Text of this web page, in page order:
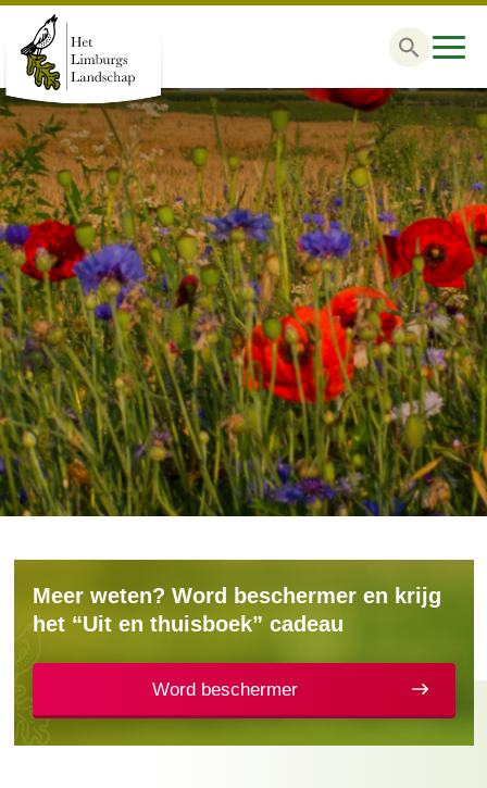
Zoek
Meer weten? Word beschermer en krijg
het “Uit en thuisboek” cadeau
Word beschermer